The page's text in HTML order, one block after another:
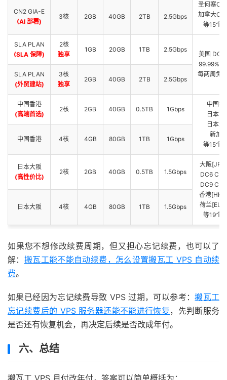
圣何塞
加拿大
等15个
CN2 GIA-E
(AI 部署)
3核 2GB 40GB 2TB 2.5Gbps
SLA PLAN
(SLA 保障)
2核
独享
1GB 20GB 1TB 2.5Gbps
美国 DC5
99.99%
每两周免
SLA PLAN
(外贸建站)
3核
独享
2GB 40GB 2TB 2.5Gbps
中国香港
(高端首选)
2核 2GB 40GB 0.5TB 1Gbps
中国香
日本东
日本大
新加
等15个
中国香港 4核 4GB 80GB 1TB 1Gbps
日本大阪
(高性价比)
2核 2GB 40GB 0.5TB 1.5Gbps
大阪
DC6
DC9
香港
荷兰
等19个
日本大阪 4核 4GB 80GB 1TB 1.5Gbps
如果您不想修改续费周期，但又担心忘记续费，也可以了
解： 搬瓦工能不能自动续费，怎么设置搬瓦工 VPS 自动续
费。
如果已经因为忘记续费导致 VPS 过期，可以参考：搬瓦工
忘记续费后的 VPS 服务器还能不能进行恢复，先判断服务
是否还有恢复机会，再决定后续是否改成年付。
六、总结